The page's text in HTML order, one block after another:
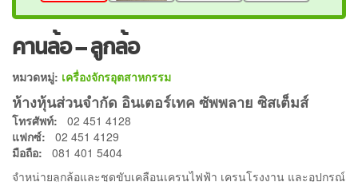
คานล้อ – ลูกล้อ
หมวดหมู่: เครื่องจักรอุตสาหกรรม
ห้างหุ้นส่วนจำกัด อินเตอร์เทค ซัพพลาย ซิสเต็มส์
โทรศัพท์: 02 451 4128
แฟกซ์: 02 451 4129
มือถือ: 081 401 5404
จำหน่ายลูกล้อและชุดขับเคลือนเครนไฟฟ้า เครนโรงงาน และอุปกรณ์